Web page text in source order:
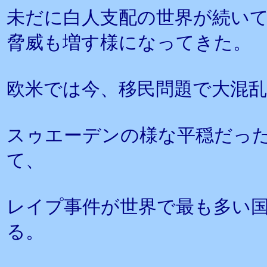
未だに白人支配の世界が続い
脅威も増す様になってきた。
欧米では今、移民問題で大混
スゥエーデンの様な平穏だっ
て、
レイプ事件が世界で最も多い
る。